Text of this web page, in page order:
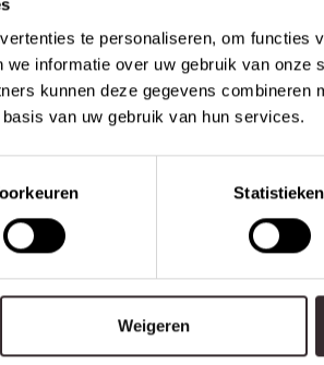
te personaliseren, om functies
informatie over uw gebruik van onze
kunnen deze gegevens combineren
van uw gebruik van hun services.
Statistieken
Weigeren
en